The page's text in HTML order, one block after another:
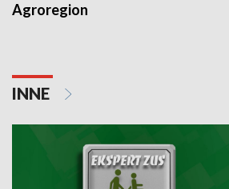
Agroregion
INNE